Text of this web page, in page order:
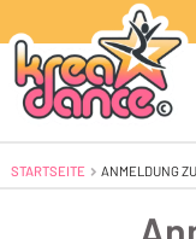
STARTSEITE AKTUELL:
ANMELDUNG